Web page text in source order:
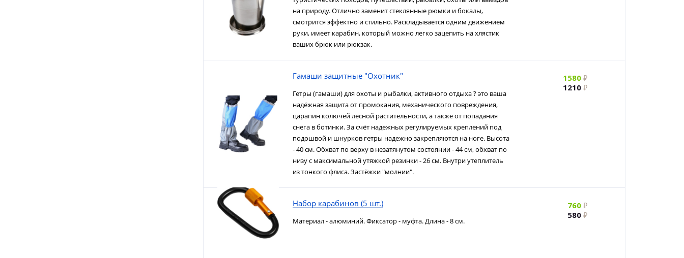
на природу. Отлично заменит стеклянные рюмки и бокалы,
смотрится эффектно и стильно. Раскладывается одним движением
руки, имеет карабин, который можно легко зацепить на хлястик
ваших брюк или рюкзак.
Гамаши защитные "Охотник"
Гетры (гамаши) для охоты и рыбалки, активного отдыха ? это ваша
надёжная защита от промокания, механического повреждения,
царапин колючей лесной растительности, а также от попадания
снега в ботинки. За счёт надежных регулируемых креплений под
подошвой и шнурков гетры надежно закрепляются на ноге. Высота
- 40 см. Обхват по верху в незатянутом состоянии - 44 см, обхват по
низу с максимальной утяжкой резинки - 26 см. Внутри утеплитель
из тонкого флиса. Застёжки "молнии".
1580
1210
Набор карабинов (5 шт.)
Материал - алюминий. Фиксатор - муфта. Длина - 8 см.
760
580